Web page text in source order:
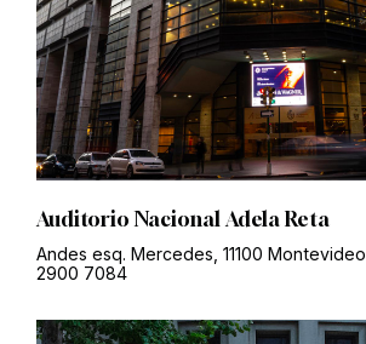
Auditorio Nacional Adela Reta
Andes esq. Mercedes, 11100 Montevideo
2900 7084